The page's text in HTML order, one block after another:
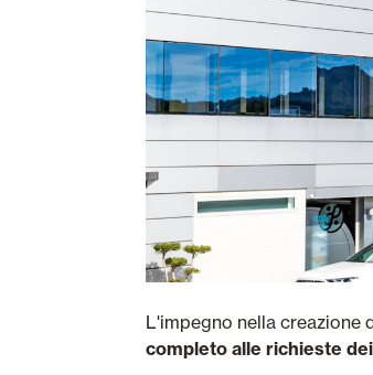
L'impegno nella creazione
completo alle richieste